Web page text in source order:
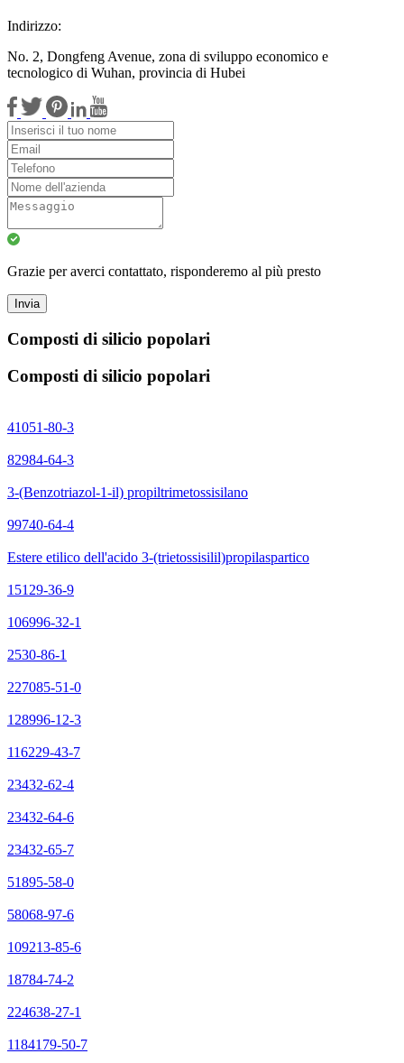
Indirizzo:
No. 2, Dongfeng Avenue, zona di sviluppo economico e
tecnologico di Wuhan, provincia di Hubei
Grazie per averci contattato, risponderemo al più presto
Invia
Composti di silicio popolari
Composti di silicio popolari
41051-80-3
82984-64-3
3-(Benzotriazol-1-il) propiltrimetossisilano
99740-64-4
Estere etilico dell'acido 3-(trietossisilil)propilaspartico
15129-36-9
106996-32-1
2530-86-1
227085-51-0
128996-12-3
116229-43-7
23432-62-4
23432-64-6
23432-65-7
51895-58-0
58068-97-6
109213-85-6
18784-74-2
224638-27-1
1184179-50-7